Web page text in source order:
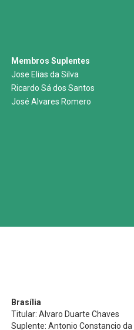
Membros Suplentes
Jose Elias da Silva
Ricardo Sá dos Santos
José Alvares Romero
Brasília
Titular: Alvaro Duarte Chaves
Suplente: Antonio Constancio da